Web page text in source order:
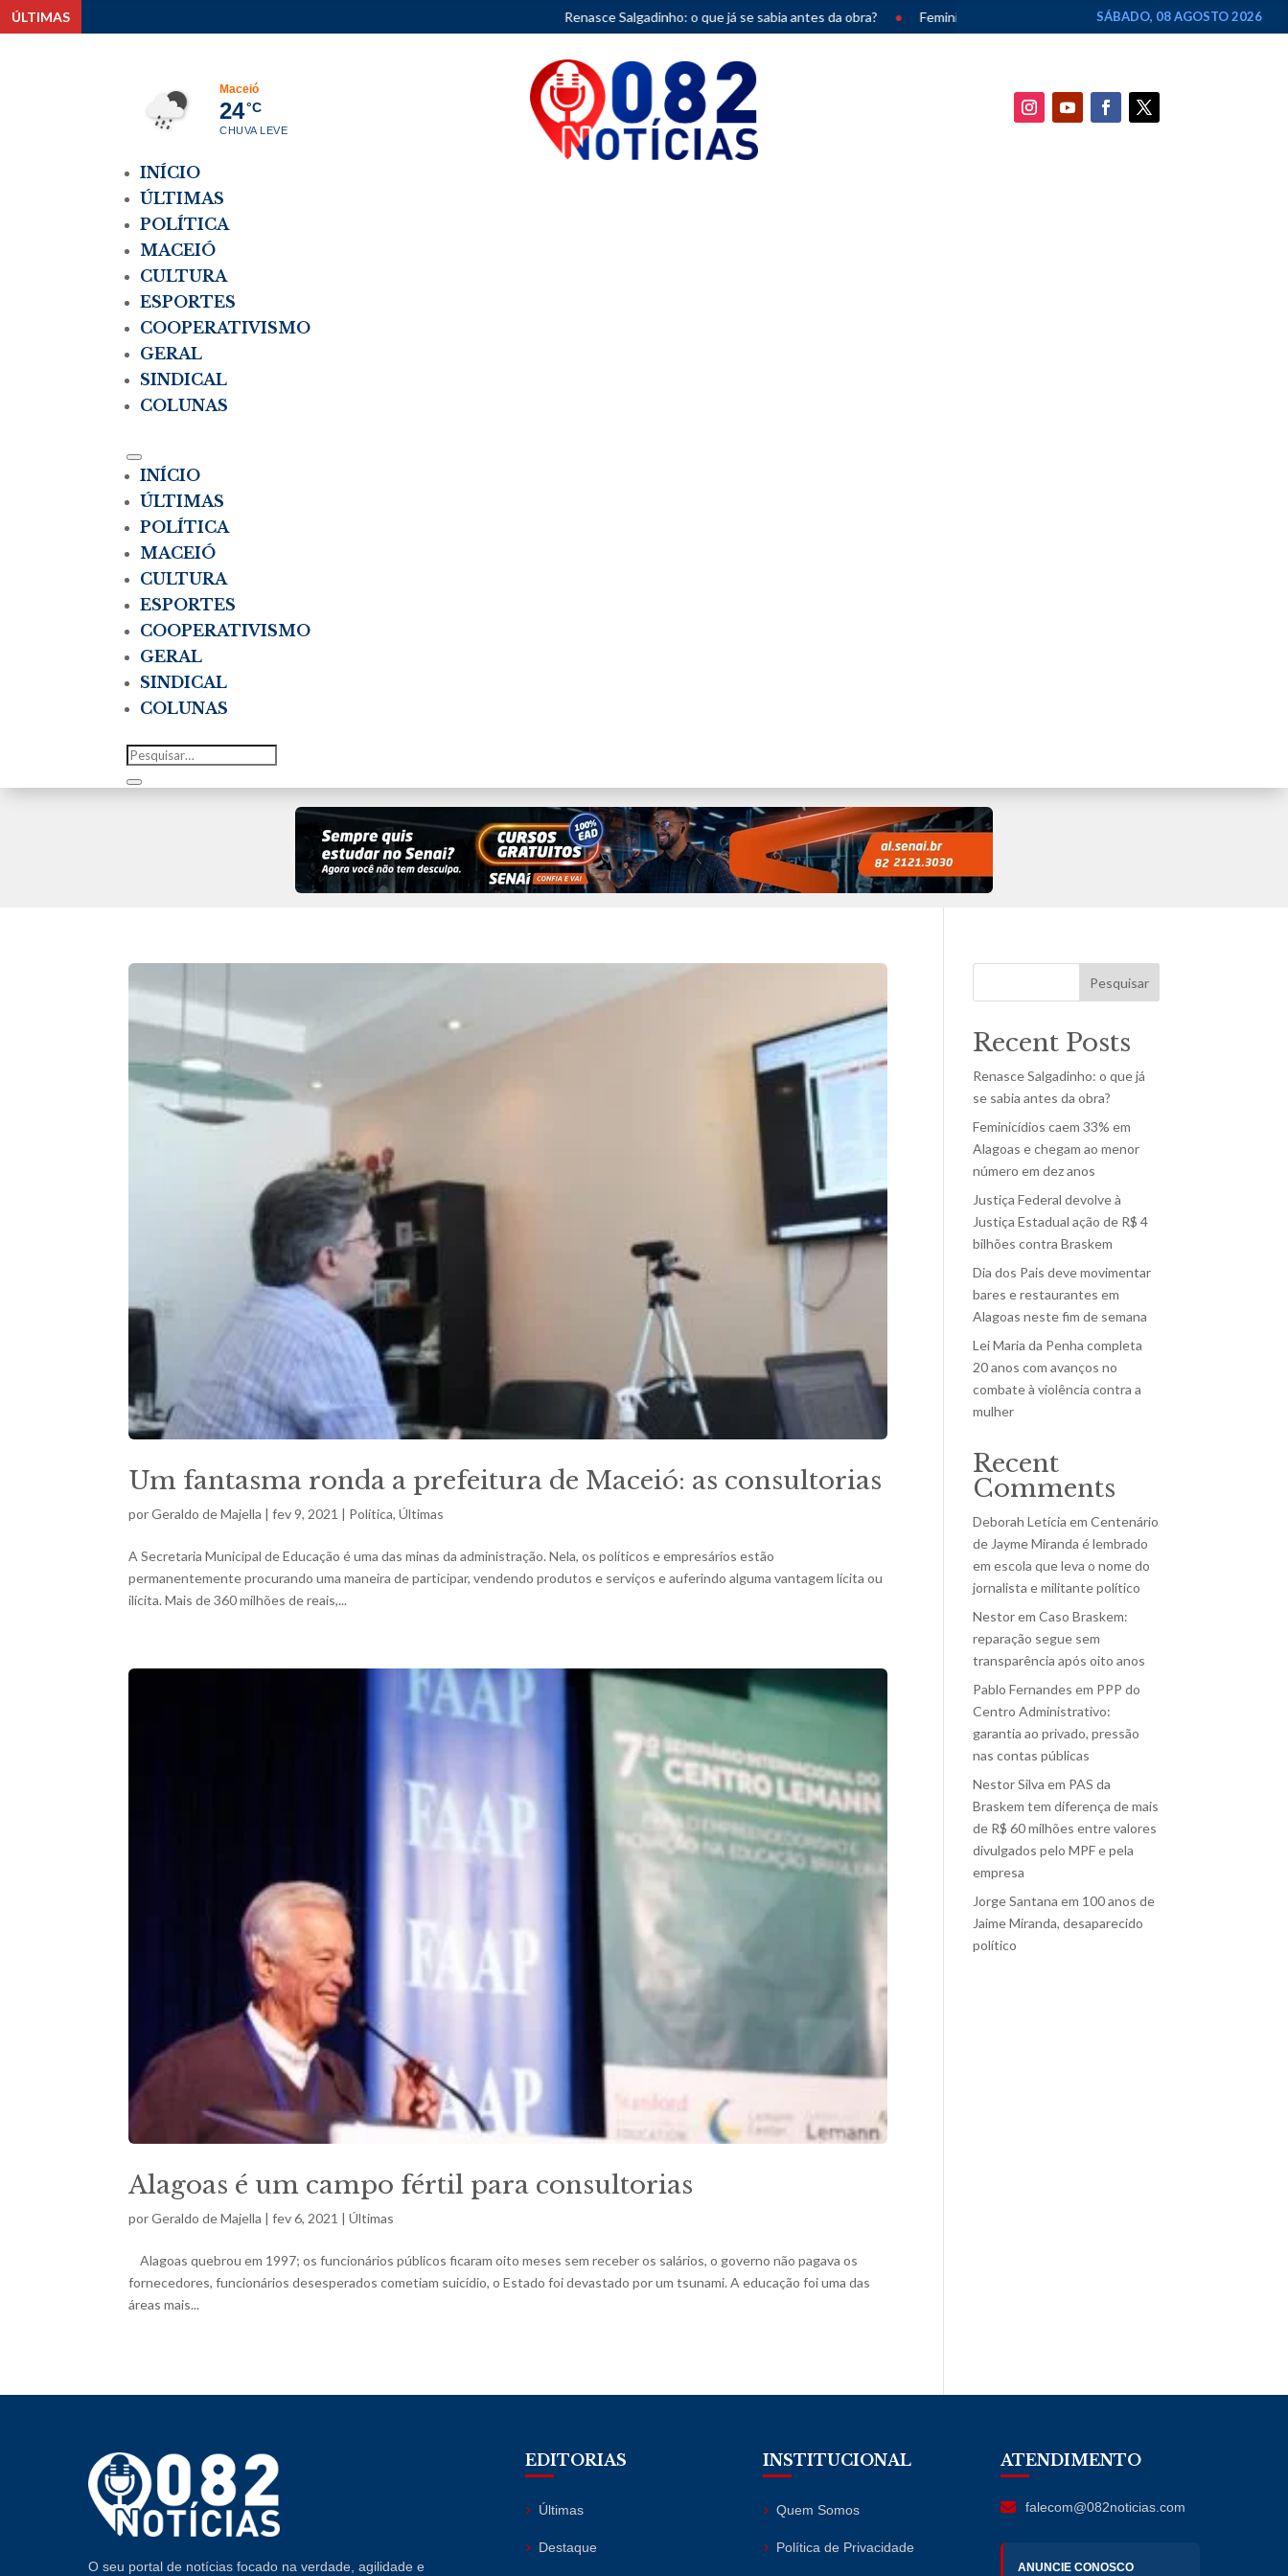
ÚLTIMAS Renasce Salgadinho: o que já se sabia antes da obra? • Feminicídios caem 33% em Alagoas e chegam ao menor número em dez anos
SÁBADO, 08 AGOSTO 2026
Maceió
24°C
CHUVA LEVE
INÍCIO
ÚLTIMAS
POLÍTICA
MACEIÓ
CULTURA
ESPORTES
COOPERATIVISMO
GERAL
SINDICAL
COLUNAS
INÍCIO
ÚLTIMAS
POLÍTICA
MACEIÓ
CULTURA
ESPORTES
COOPERATIVISMO
GERAL
SINDICAL
COLUNAS
Um fantasma ronda a prefeitura de Maceió: as consultorias
porGeraldo de Majella |fev 9, 2021 | Política,Últimas
A Secretaria Municipal de Educação é uma das minas da administração. Nela, os políticos e empresários estão
permanentemente procurando uma maneira de participar, vendendo produtos e serviços e auferindo alguma vantagem lícita ou
ilícita. Mais de 360 milhões de reais,...
Alagoas é um campo fértil para consultorias
porGeraldo de Majella |fev 6, 2021 |Últimas
Alagoas quebrou em 1997; os funcionários públicos ficaram oito meses sem receber os salários, o governo não pagava os
fornecedores, funcionários desesperados cometiam suicídio, o Estado foi devastado por um tsunami. A educação foi uma das
áreas mais...
Pesquisar
Recent Posts
Renasce Salgadinho: o que já
se sabia antes da obra?
Feminicídios caem 33% em
Alagoas e chegam ao menor
número em dez anos
Justiça Federal devolve à
Justiça Estadual ação de R$ 4
bilhões contra Braskem
Dia dos Pais deve movimentar
bares e restaurantes em
Alagoas neste fim de semana
Lei Maria da Penha completa
20 anos com avanços no
combate à violência contra a
mulher
Recent
Comments
Deborah Letícia emCentenário
de Jayme Miranda é lembrado
em escola que leva o nome do
jornalista e militante político
NestoremCaso Braskem:
reparação segue sem
transparência após oito anos
Pablo Fernandes em PPP do
Centro Administrativo:
garantia ao privado, pressão
nas contas públicas
Nestor Silva em PAS da
Braskem tem diferença de mais
de R$ 60 milhões entre valores
divulgados pelo MPF e pela
empresa
Jorge Santana em 100 anos de
Jaime Miranda, desaparecido
político
O seu portal de notícias focado na verdade, agilidade e
EDITORIAS
Últimas
Destaque
INSTITUCIONAL
Quem Somos
Política de Privacidade
ATENDIMENTO
falecom@082noticias.com
ANUNCIE CONOSCO